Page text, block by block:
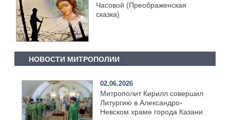
Часовой (Преображенская
сказка)
НОВОСТИ МИТРОПОЛИИ
02.06.2026
Митрополит Кирилл совершил
Литургию в Александро-
Невском храме города Казани